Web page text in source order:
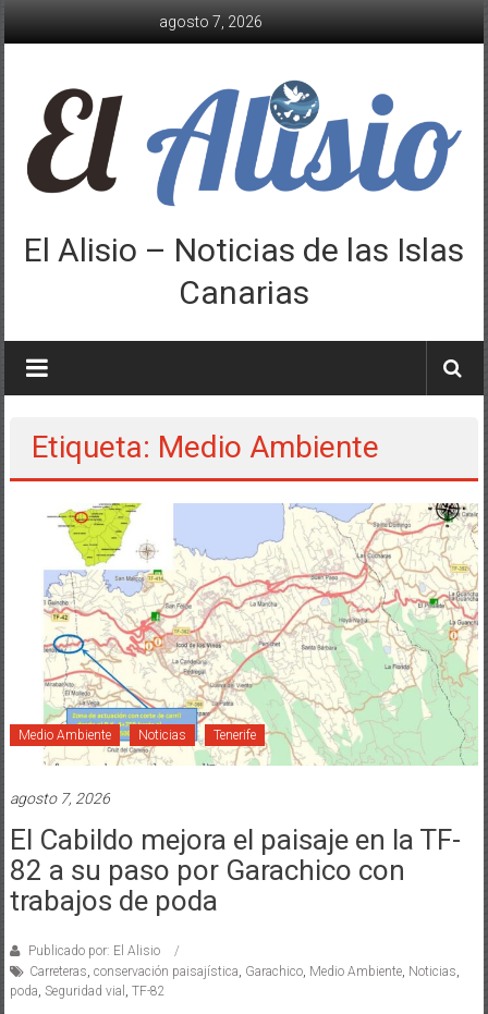
agosto 7, 2026
El Alisio – Noticias de las Islas
Canarias
Etiqueta: Medio Ambiente
Medio Ambiente Noticias Tenerife
agosto 7, 2026
El Cabildo mejora el paisaje en la TF-
82 a su paso por Garachico con
trabajos de poda
Publicado por: El Alisio
Carreteras conservación paisajística Garachico, Medio Ambiente, Noticias
poda Seguridad vial TF-82